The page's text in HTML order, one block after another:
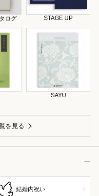
ログ STAGE UP
SAYU
を見る
結婚内祝い